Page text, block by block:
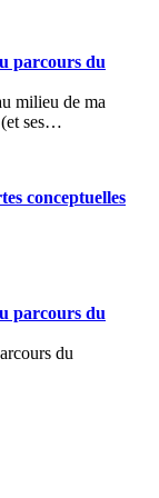
parcours du
milieu de ma
ses…
conceptuelles
parcours du
du